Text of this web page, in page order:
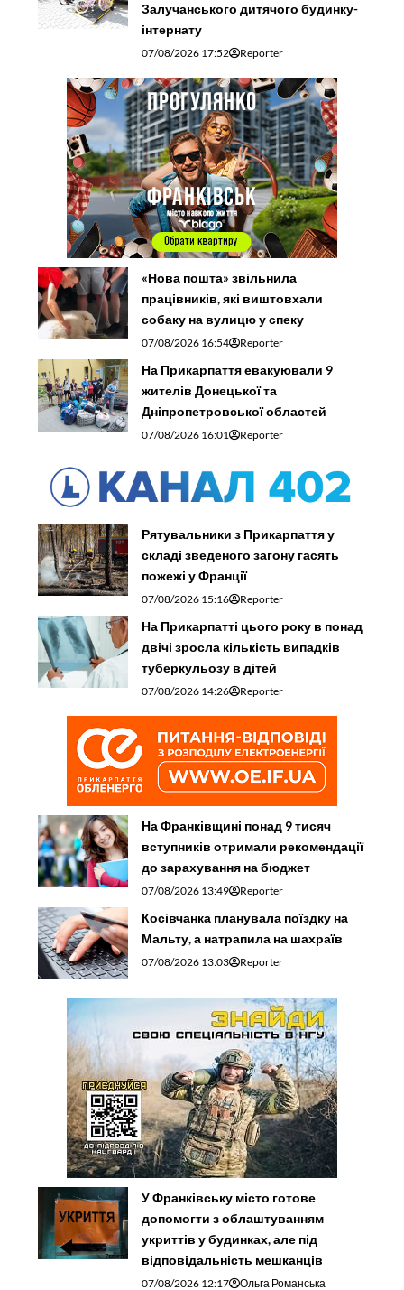
Залучанського дитячого будинку-
інтернату
07/08/2026 17:52 Reporter
«Нова пошта» звільнила
працівників, які виштовхали
собаку на вулицю у спеку
07/08/2026 16:54 Reporter
На Прикарпаття евакуювали 9
жителів Донецької та
Дніпропетровської областей
07/08/2026 16:01 Reporter
Рятувальники з Прикарпаття у
складі зведеного загону гасять
пожежі у Франції
07/08/2026 15:16 Reporter
На Прикарпатті цього року в понад
двічі зросла кількість випадків
туберкульозу в дітей
07/08/2026 14:26 Reporter
На Франківщині понад 9 тисяч
вступників отримали рекомендації
до зарахування на бюджет
07/08/2026 13:49 Reporter
Косівчанка планувала поїздку на
Мальту, а натрапила на шахраїв
07/08/2026 13:03 Reporter
У Франківську місто готове
допомогти з облаштуванням
укриттів у будинках, але під
відповідальність мешканців
07/08/2026 12:17 Ольга Романська